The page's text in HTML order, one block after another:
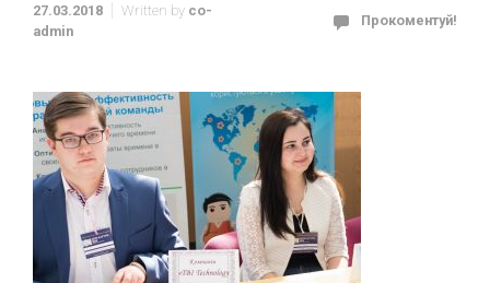
27.03.2018 Written by co-
admin
Прокоментуй!